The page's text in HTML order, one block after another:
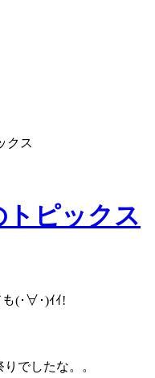
クス
トピックス
(･∀･)ｲｲ!
でしたな。。